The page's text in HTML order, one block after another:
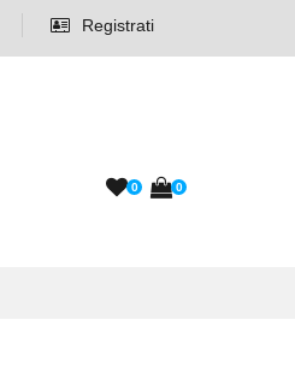
Registrati
0 0